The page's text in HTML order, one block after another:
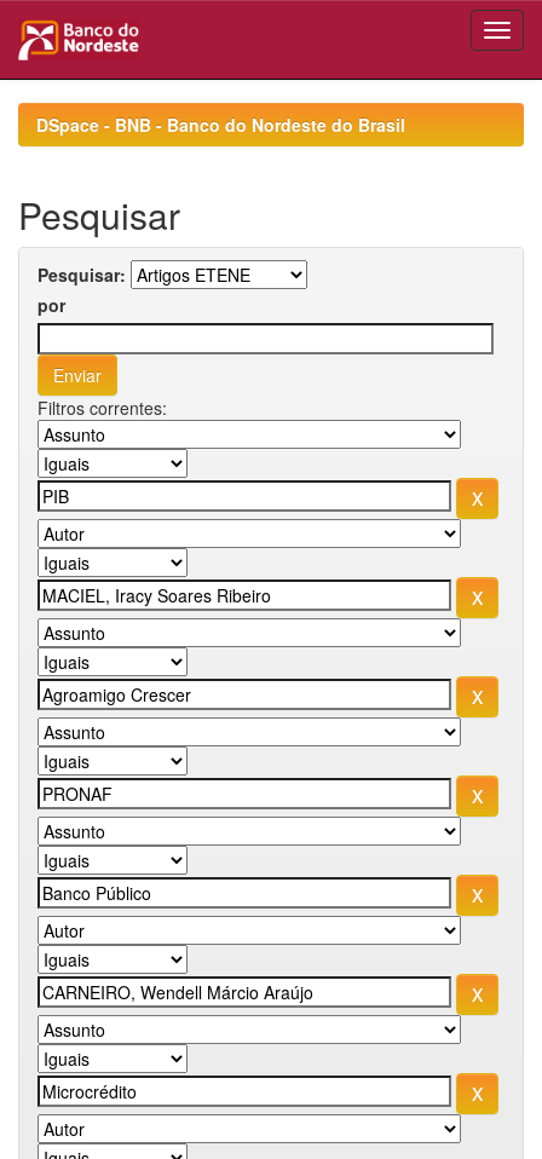
navigationDSpace - BNB - Banco do Nordeste do Brasil
Pesquisar
Pesquisar:
por
Filtros correntes: